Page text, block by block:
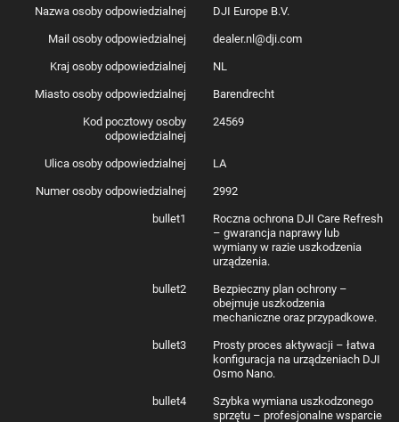
Nazwa osoby odpowiedzialnej DJI Europe B.V.
Mail osoby odpowiedzialnej dealer.nl@dji.com
Kraj osoby odpowiedzialnej NL
Miasto osoby odpowiedzialnej Barendrecht
Kod pocztowy osoby
odpowiedzialnej
24569
Ulica osoby odpowiedzialnej LA
Numer osoby odpowiedzialnej 2992
bullet1
Roczna ochrona DJI Care Refresh
– gwarancja naprawy lub
wymiany w razie uszkodzenia
urządzenia.
bullet2
Bezpieczny plan ochrony –
obejmuje uszkodzenia
mechaniczne oraz przypadkowe.
bullet3
Prosty proces aktywacji – łatwa
konfiguracja na urządzeniach DJI
Osmo Nano.
bullet4
Szybka wymiana uszkodzonego
sprzętu – profesjonalne wsparcie